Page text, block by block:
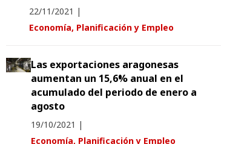
22/11/2021 |
Economía, Planificación y Empleo
Las exportaciones aragonesas
aumentan un 15,6% anual en el
acumulado del periodo de enero a
agosto
19/10/2021 |
Economía, Planificación y Empleo